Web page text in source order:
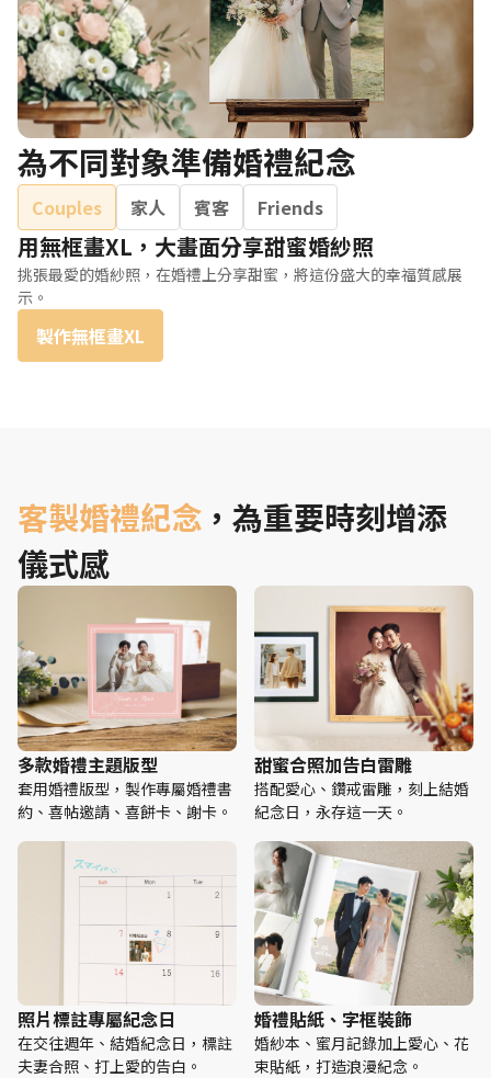
為不同對象準備婚禮紀念
Couples 家人 賓客 Friends
用無框畫XL，大畫面分享甜蜜婚紗照
挑張最愛的婚紗照，在婚禮上分享甜蜜，將這份盛大的幸福質感展
示。
製作無框畫XL
客製婚禮紀念 ，為重要時刻增添
儀式感
多款婚禮主題版型
套用婚禮版型，製作專屬婚禮書
約、喜帖邀請、喜餅卡、謝卡。
甜蜜合照加告白雷雕
搭配愛心、鑽戒雷雕，刻上結婚
紀念日，永存這一天。
照片標註專屬紀念日
在交往週年、結婚紀念日，標註
夫妻合照、打上愛的告白。
婚禮貼紙、字框裝飾
婚紗本、蜜月記錄加上愛心、花
束貼紙，打造浪漫紀念。